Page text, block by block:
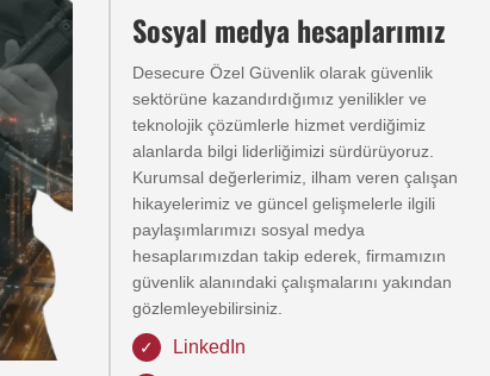
Sosyal medya hesaplarımız
Desecure Özel Güvenlik olarak güvenlik
sektörüne kazandırdığımız yenilikler ve
teknolojik çözümlerle hizmet verdiğimiz
alanlarda bilgi liderliğimizi sürdürüyoruz.
Kurumsal değerlerimiz, ilham veren çalışan
hikayelerimiz ve güncel gelişmelerle ilgili
paylaşımlarımızı sosyal medya
hesaplarımızdan takip ederek, firmamızın
güvenlik alanındaki çalışmalarını yakından
gözlemleyebilirsiniz.
LinkedIn